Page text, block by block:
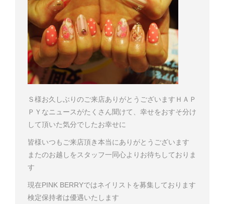
Ｓ様お久しぶりのご来店ありがとうございます ＨＡＰ
ＰＹなニュースがたくさん聞けて、幸せをおすそ分け
して頂いた気分でしたお幸せに
皆様いつもご来店頂き本当にありがとうございます
またのお越しをスタッフ一同心よりお待ちしておりま
す
現在PINK BERRYではネイリストを募集しております
検定保持者は優遇いたします